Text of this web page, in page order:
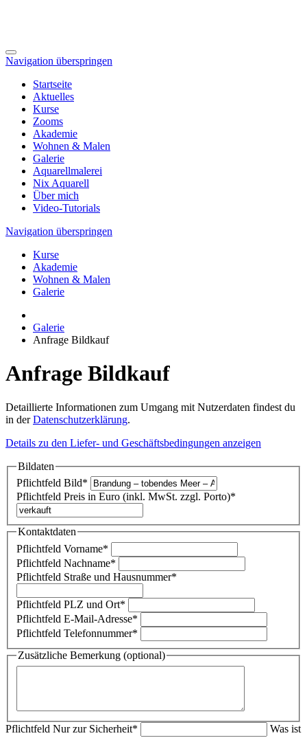
Navigation überspringen
Startseite
Aktuelles
Kurse
Zooms
Akademie
Wohnen & Malen
Galerie
Aquarellmalerei
Nix Aquarell
Über mich
Video-Tutorials
Navigation überspringen
Kurse
Akademie
Wohnen & Malen
Galerie
Galerie
Anfrage Bildkauf
Anfrage Bildkauf
Detaillierte Informationen zum Umgang mit Nutzerdaten findest du
in derDatenschutzerklärung.
Details zu den Liefer- und Geschäftsbedingungen anzeigen
Bildaten
Pflichtfeld Bild*
Pflichtfeld Preis in Euro (inkl. MwSt. zzgl. Porto)*
Kontaktdaten
Pflichtfeld Vorname*
Pflichtfeld Nachname*
Pflichtfeld Straße und Hausnummer*
Pflichtfeld PLZ und Ort*
Pflichtfeld E-Mail-Adresse*
Pflichtfeld Telefonnummer*
Zusätzliche Bemerkung (optional)
Pflichtfeld Nur zur Sicherheit*
Was ist